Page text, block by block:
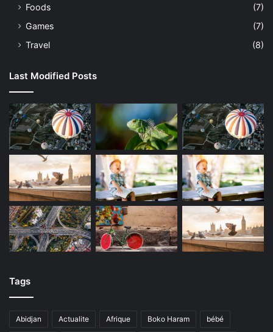
Foods
(7)
Games
(7)
Travel
(8)
Last Modified Posts
Tags
Abidjan Actualite Afrique Boko Haram bébé